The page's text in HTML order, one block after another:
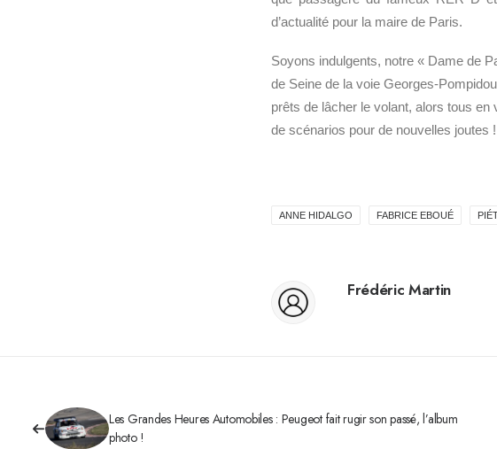
d’actualité pour la maire de Paris.
Soyons indulgents, notre « Dame de
de Seine de la voie Georges-
prêts de lâcher le volant, alors tous
de scénarios pour de nouvelles joutes !
ANNE HIDALGO FABRICE EBOUÉ
Frédéric Martin
Les Grandes Heures Automobiles : Peugeot fait rugir son passé, l’album
photo !